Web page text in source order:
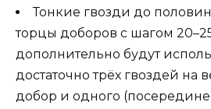
Тонкие гвозди до
торцы доборов с шагом
дополнительно будут
достаточно трёх гвоздей на
добор и одного